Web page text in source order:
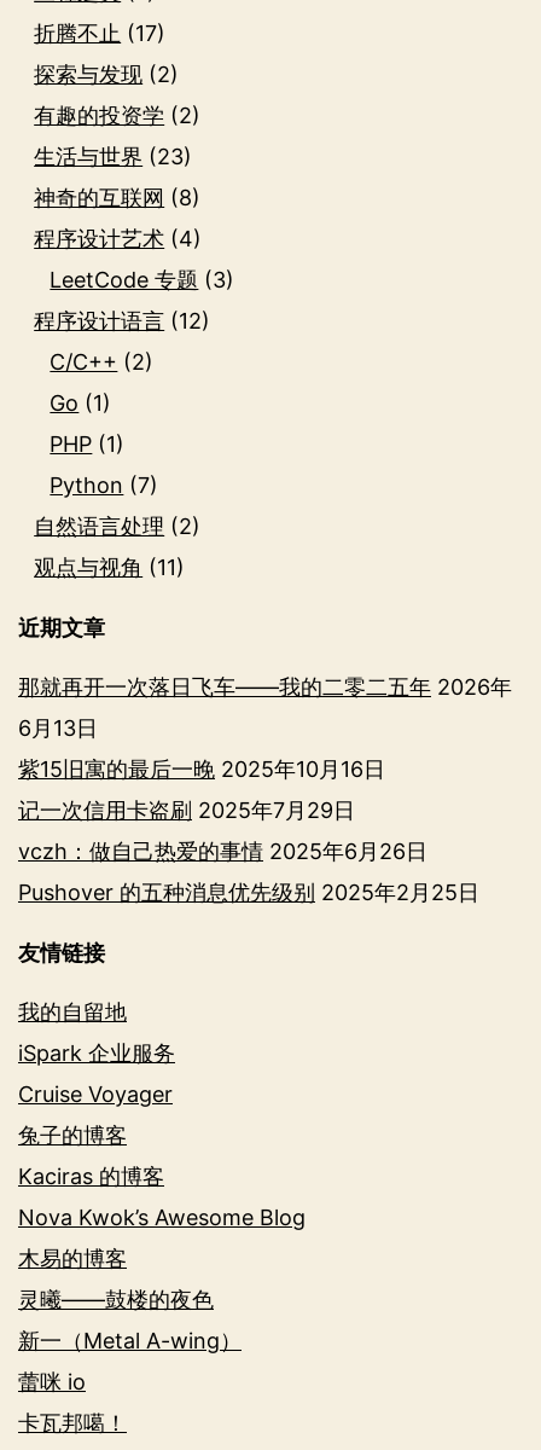
折腾不止 (17)
探索与发现 (2)
有趣的投资学 (2)
生活与世界 (23)
神奇的互联网 (8)
程序设计艺术 (4)
LeetCode 专题 (3)
程序设计语言 (12)
C/C++ (2)
Go (1)
PHP (1)
Python (7)
自然语言处理 (2)
观点与视角 (11)
近期文章
那就再开一次落日飞车——我的二零二五年 2026年
6月13日
紫15旧寓的最后一晚 2025年10月16日
记一次信用卡盗刷 2025年7月29日
vczh：做自己热爱的事情 2025年6月26日
Pushover 的五种消息优先级别 2025年2月25日
友情链接
我的自留地
iSpark 企业服务
Cruise Voyager
兔子的博客
Kaciras 的博客
Nova Kwok’s Awesome Blog
木易的博客
灵曦——鼓楼的夜色
新一（Metal A-wing）
蕾咪 io
卡瓦邦噶！